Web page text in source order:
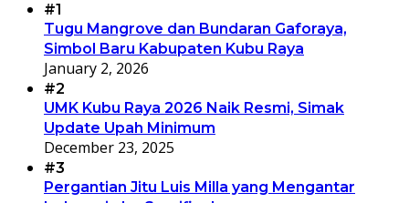
#1
Tugu Mangrove dan Bundaran Gaforaya,
Simbol Baru Kabupaten Kubu Raya
January 2, 2026
#2
UMK Kubu Raya 2026 Naik Resmi, Simak
Update Upah Minimum
December 23, 2025
#3
Pergantian Jitu Luis Milla yang Mengantar